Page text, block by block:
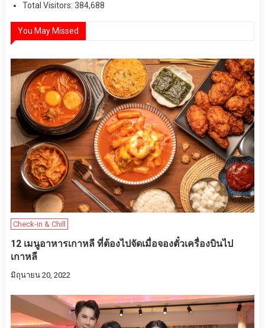
Total Visitors: 384,688
You May Missed
Check-in & Chill
12 เมนูอาหารเกาหลี ที่ต้องไปจัดเมื่อจองตั๋วเครื่องบินไป
เกาหลี
มิถุนายน 20, 2022